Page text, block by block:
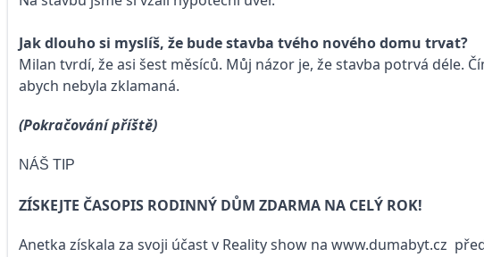
Jak dlouho si myslíš, že bude stavba tvého nového domu trvat?
Milan tvrdí, že asi šest měsíců. Můj názor je, že stavba potrvá déle.
abych nebyla zklamaná.
(Pokračování příště)
NÁŠ TIP
ZÍSKEJTE ČASOPIS RODINNÝ DŮM ZDARMA NA CELÝ ROK!
Anetka získala za svoji účast v Reality show na www.dumabyt.cz